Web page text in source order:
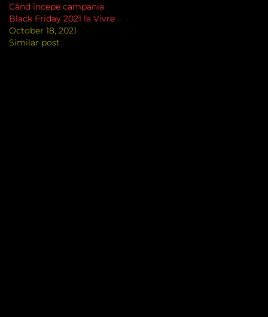
Când începe campania
Black Friday 2021 la Vivre
October 18, 2021
Similar post